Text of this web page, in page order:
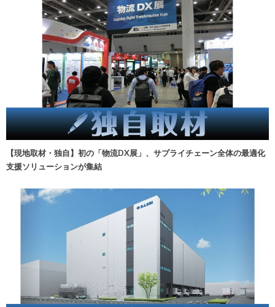
【現地取材・独自】初の「物流DX展」、サプライチェーン全体の最適化
支援ソリューションが集結